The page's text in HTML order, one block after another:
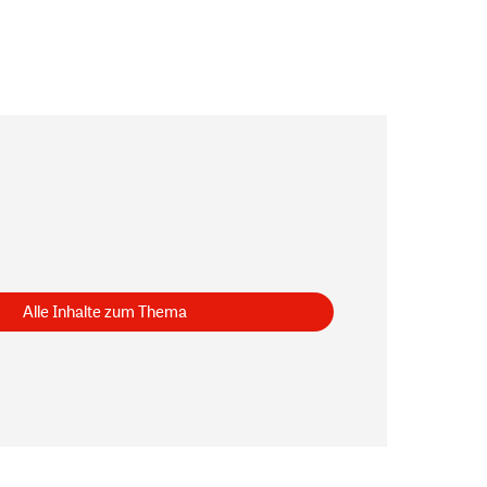
Alle Inhalte zum Thema